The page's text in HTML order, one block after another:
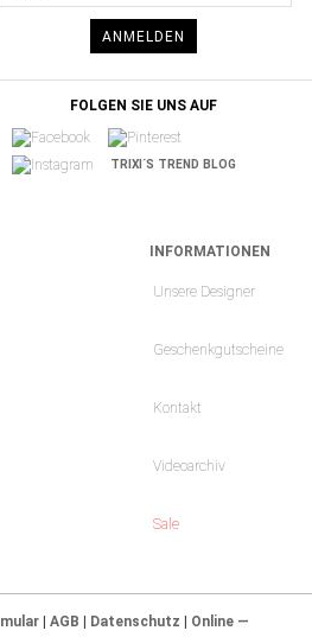
ANMELDEN
FOLGEN SIE UNS AUF
TRIXI´S TREND BLOG
INFORMATIONEN
Unsere Designer
Geschenkgutscheine
Kontakt
Videoarchiv
Sale
| AGB | Datenschutz | Online —